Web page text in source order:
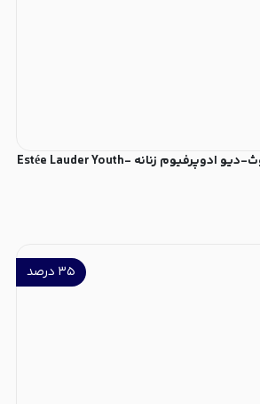
عطر ادکلن استی لادر یوث-دیو ادوپرفیوم زنانه Estée Lauder Youth-
۳۵ درصد